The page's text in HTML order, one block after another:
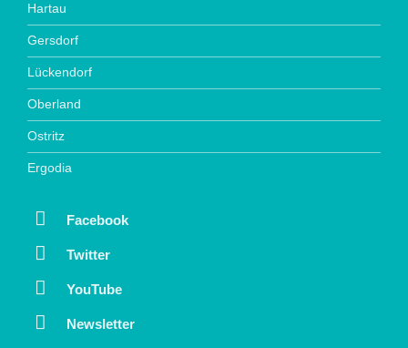
Hartau
Gersdorf
Lückendorf
Oberland
Ostritz
Ergodia
Facebook
Twitter
YouTube
Newsletter